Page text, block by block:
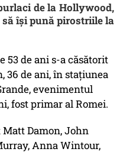
de la Hollywood,
să își pună pirostriile la
53 de ani s-a căsătorit
36 de ani, în stațiunea
evenimentul
fost primar al Romei.
Damon, John
Anna Wintour,